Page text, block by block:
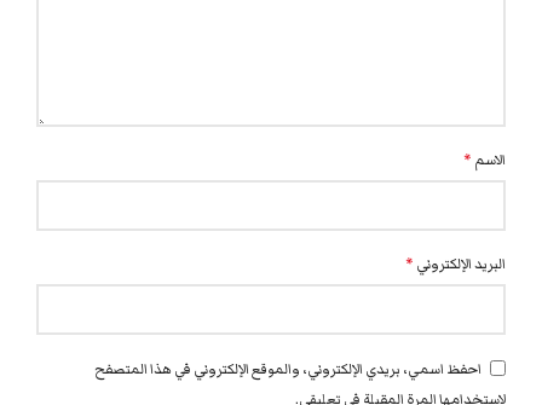
الاسم *
البريد الإلكتروني *
احفظ اسمي، بريدي الإلكتروني، والموقع الإلكتروني في هذا المتصفح
لاستخدامها المرة المقبلة في تعليقي.